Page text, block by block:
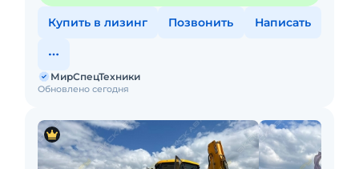
Купить в лизинг Позвонить Написать
Обновлено сегодня
МирСпецТехники